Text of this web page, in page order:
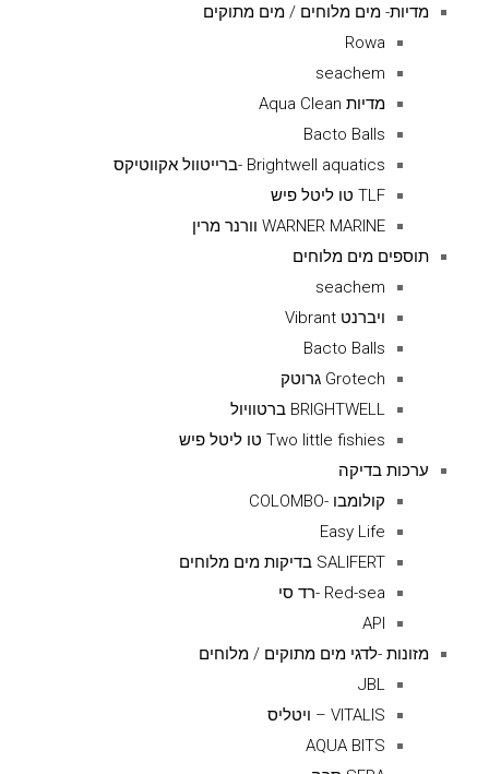
מדיות- מים מלוחים / מים מתוקים
Rowa
seachem
מדיות Aqua Clean
Bacto Balls
Brightwell aquatics -ברייטוול אקווטיקס
TLF טו ליטל פיש
WARNER MARINE וורנר מרין
תוספים מים מלוחים
seachem
ויברנט Vibrant
Bacto Balls
Grotech גרוטק
BRIGHTWELL ברטוויול
Two little fishies טו ליטל פיש
ערכות בדיקה
קולומבו -COLOMBO
Easy Life
SALIFERT בדיקות מים מלוחים
Red-sea -רד סי
API
מזונות -לדגי מים מתוקים / מלוחים
JBL
VITALIS – ויטליס
AQUA BITS